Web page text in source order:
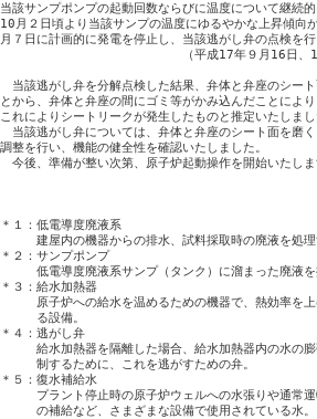
当該サンプポンプの起動回数ならびに温度について継続的
10月２日頃より当該サンプの温度にゆるやかな上昇傾向
月７日に計画的に発電を停止し、当該逃がし弁の点検を行
（平成17年９月16日、10月５日
当該逃がし弁を分解点検した結果、弁体と弁座のシー
とから、弁体と弁座の間にゴミ等がかみ込んだことにより
これによりシートリークが発生したものと推定いたしまし
当該逃がし弁については、弁体と弁座のシート面を磨
調整を行い、機能の健全性を確認いたしました。
今後、準備が整い次第、原子炉起動操作を開始いたしま
以　
＊１：低電導度廃液系
建屋内の機器からの排水、試料採取時の廃液を処理
＊２：サンプポンプ
低電導度廃液系サンプ（タンク）に溜まった廃液を
＊３：給水加熱器
原子炉への給水を温めるための機器で、熱効率を上
る設備。
＊４：逃がし弁
給水加熱器を隔離した場合、給水加熱器内の水の膨
制するために、これを逃がすための弁。
＊５：復水補給水
プラント停止時の原子炉ウェルへの水張りや通常運
の補給など、さまざまな設備で使用されている水。